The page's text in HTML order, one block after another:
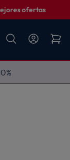
ofertas